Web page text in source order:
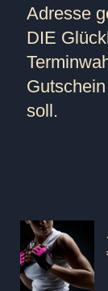
Adresse
DIE
soll.